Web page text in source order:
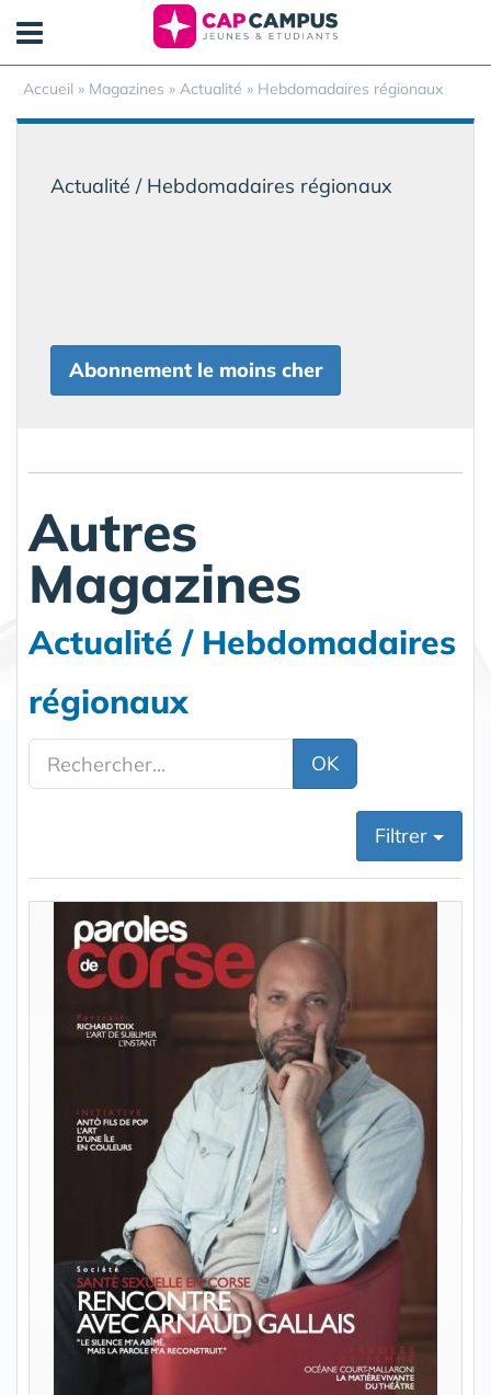
Accueil » Magazines » Actualité » Hebdomadaires régionaux
Actualité / Hebdomadaires régionaux
Abonnement le moins cher
Autres
Magazines
Actualité / Hebdomadaires
régionaux
OK
Filtrer
Panneau de gestion des cookies